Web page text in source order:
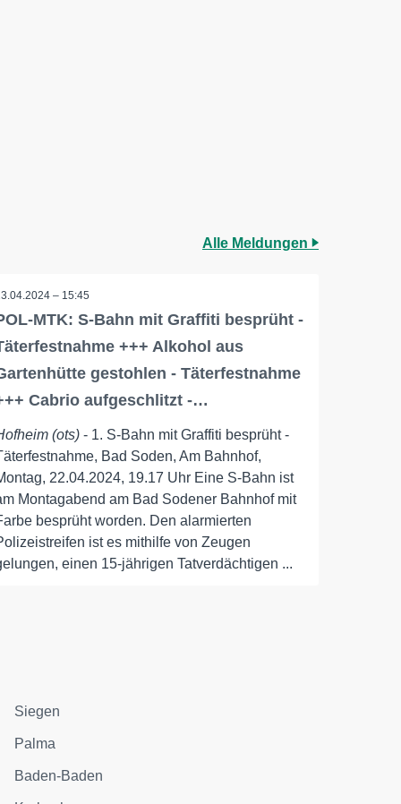
Alle Meldungen
– 15:45
MTK: S-Bahn mit Graffiti besprüht -
+++ Alkohol aus
gestohlen - Täterfestnahme
Cabrio aufgeschlitzt -…
(ots) - 1. S-Bahn mit Graffiti besprüht -
Bad Soden, Am Bahnhof,
22.04.2024, 19.17 Uhr Eine S-Bahn ist
Montagabend am Bad Sodener Bahnhof mit
besprüht worden. Den alarmierten
ist es mithilfe von Zeugen
einen 15-jährigen Tatverdächtigen ...
Siegen
Palma
Baden-Baden